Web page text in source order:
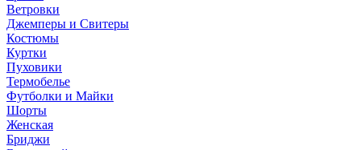
Ветровки
Джемперы и Свитеры
Костюмы
Куртки
Пуховики
Термобелье
Футболки и Майки
Шорты
Женская
Бриджи